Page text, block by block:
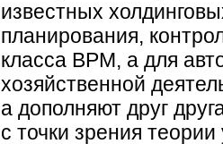
известных
планирования,
класса BPM, а для
хозяйственной
а дополняют друг
с точки зрения